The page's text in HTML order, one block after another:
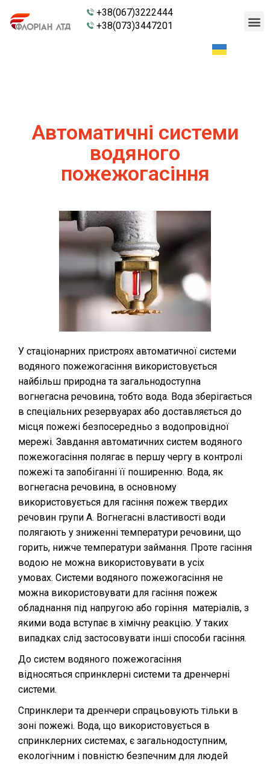
+38(067)3222444
+38(073)3447201
Автоматичні системи
водяного
пожежогасіння
У стаціонарних пристроях автоматичної системи
водяного пожежогасіння використовується
найбільш природна та загальнодоступна
вогнегасна речовина, тобто вода. Вода зберігається
в спеціальних резервуарах або доставляється до
місця пожежі безпосередньо з водопровідної
мережі. Завдання автоматичних систем водяного
пожежогасіння полягає в першу чергу в контролі
пожежі та запобіганні її поширенню. Вода, як
вогнегасна речовина, в основному
використовується для гасіння пожеж твердих
речовин групи А. Вогнегасні властивості води
полягають у зниженні температури речовини, що
горить, нижче температури займання. Проте гасіння
водою не можна використовувати в усіх
умовах. Системи водяного пожежогасіння не
можна використовувати для гасіння пожеж
обладнання під напругою або горіння матеріалів, з
якими вода вступає в хімічну реакцію. У таких
випадках слід застосовувати інші способи гасіння.
До систем водяного пожежогасіння
відносяться спринклерні системита дренчерні
системи.
Спринклери та дренчери спрацьовують тільки в
зоні пожежі. Вода, що використовується в
спринклерних системах, є загальнодоступним,
екологічним і повністю безпечним для людей